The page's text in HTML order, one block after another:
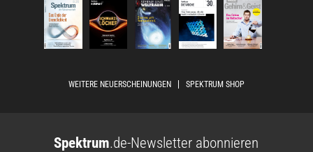
WEITERE NEUERSCHEINUNGEN SPEKTRUM SHOP
Spektrum.de-Newsletter abonnieren